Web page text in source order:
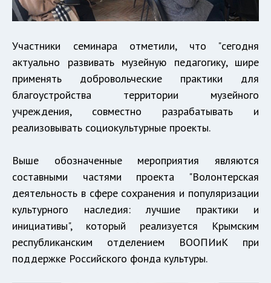
Участники семинара отметили, что "сегодня
актуально развивать музейную педагогику, шире
применять добровольческие практики для
благоустройства территории музейного
учреждения, совместно разрабатывать и
реализовывать социокультурные проекты.
Выше обозначенные мероприятия являются
составными частями проекта "Волонтерская
деятельность в сфере сохранения и популяризации
культурного наследия: лучшие практики и
инициативы", который реализуется Крымским
республиканским отделением ВООПИиК при
поддержке Российского фонда культуры.